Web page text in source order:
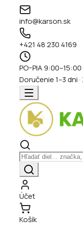
info@karson.sk
+421 48 230 4169
PO–PIA 9:00–15:00
Doručenie 1–3 dni
Účet
Košík